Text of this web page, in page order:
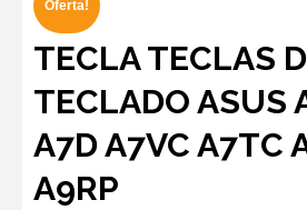
Oferta!
TECLA TECLAS
TECLADO ASUS
A7D A7VC A7TC
A9RP